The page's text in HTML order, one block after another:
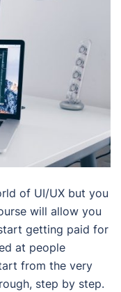
of UI/UX but you
will allow you
getting paid for
at people
from the very
step by step.